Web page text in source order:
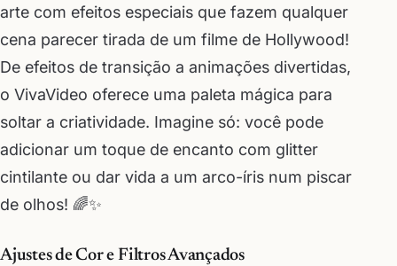
arte com efeitos especiais que fazem qualquer
cena parecer tirada de um filme de Hollywood!
De efeitos de transição a animações divertidas,
o VivaVideo oferece uma paleta mágica para
soltar a criatividade. Imagine só: você pode
adicionar um toque de encanto com glitter
cintilante ou dar vida a um arco-íris num piscar
de olhos! 🌈✨
Ajustes de Cor e Filtros Avançados